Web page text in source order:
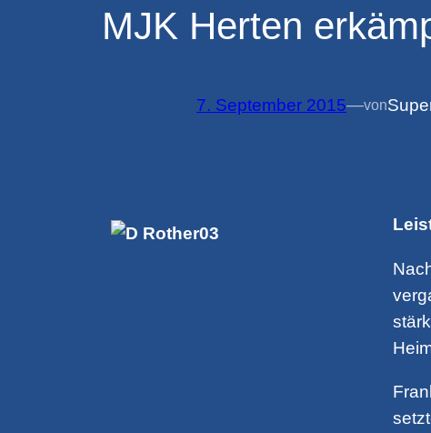
MJK Herten
7. September 2015—von